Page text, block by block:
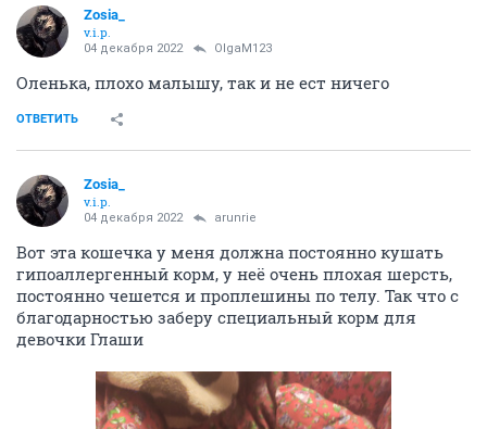
Zosia_
v.i.p.
04 декабря 2022 OlgaM123
Оленька, плохо малышу, так и не ест ничего
ОТВЕТИТЬ
Zosia_
v.i.p.
04 декабря 2022 arunrie
Вот эта кошечка у меня должна постоянно кушать
гипоаллергенный корм, у неё очень плохая шерсть,
постоянно чешется и проплешины по телу. Так что с
благодарностью заберу специальный корм для
девочки Глаши